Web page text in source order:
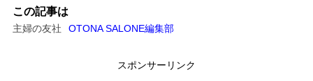
この記事は
主婦の友社 OTONA SALONE編集部
スポンサーリンク